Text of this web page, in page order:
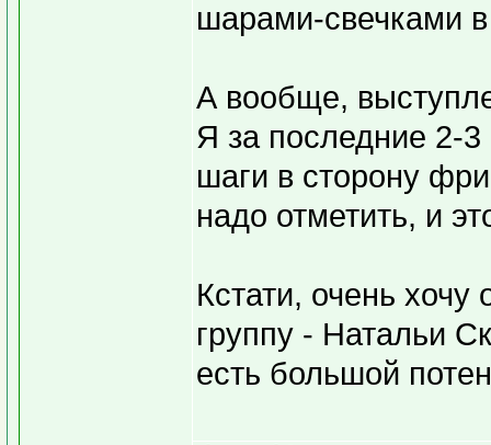
шарами-свечками
А вообще,
Я за последние 2-
шаги в сторону
надо отметить, и
Кстати, очень
группу - Натальи
есть большой